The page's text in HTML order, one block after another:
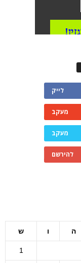
לייק
מעקב
מעקב
להירשם
ה ו ש
1